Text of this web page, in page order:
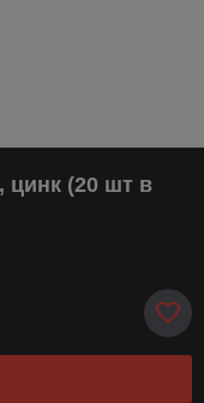
цинк (20 шт в